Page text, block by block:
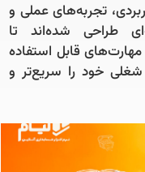
تجربه‌های عملی و
طراحی شده‌اند تا
قابل استفاده
شغلی خود را سریع‌تر و